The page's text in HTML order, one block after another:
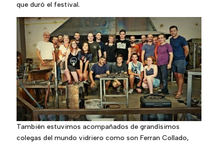
que duró el festival.
También estuvimos acompañados de grandísimos
colegas del mundo vidriero como son Ferran Collado,